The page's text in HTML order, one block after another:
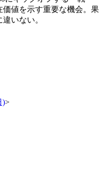
値を示す重要な機会。果
いない。
)>